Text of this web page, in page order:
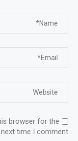
browser for the
next time I comment.